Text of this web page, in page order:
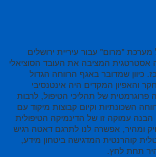
"מרום" עבור עיריית ירושלים
המציבה את העובד הסוציאלי
כיוון שמדובר באגף הרווחה הגדול
והאפיון המקדים היה אינטנסיבי
פרוגרמטית של תהליכי הטיפול, לרבות
השכונתיות וקיום קבוצות מיקוד עם
הבנה עמוקה זו של הדינמיקה הטיפולית
ומהיר, אפשרה לנו לתרגם דאטה רגיש
קוהרנטית המדגישה ביטחון מידע,
תחת לחץ.